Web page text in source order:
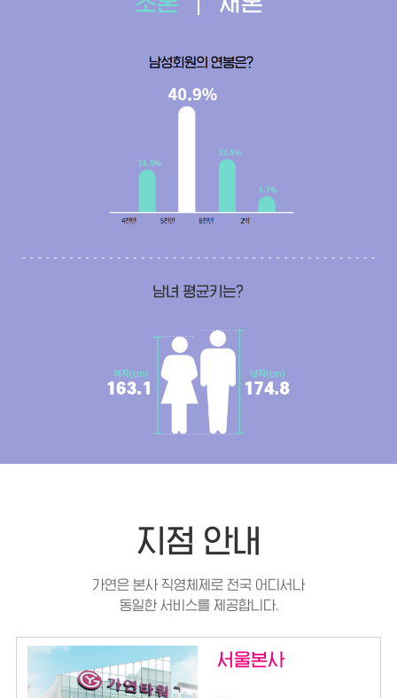
지점 안내
가연은 본사 직영체제로 전국 어디서나
동일한 서비스를 제공합니다.
서울본사